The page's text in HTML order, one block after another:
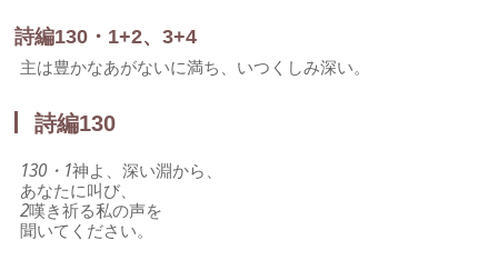
詩編130・1+2、3+4
主は豊かなあがないに満ち、いつくしみ深い。
詩編130
130・1神よ、深い淵から、
あなたに叫び、
2嘆き祈る私の声を
聞いてください。